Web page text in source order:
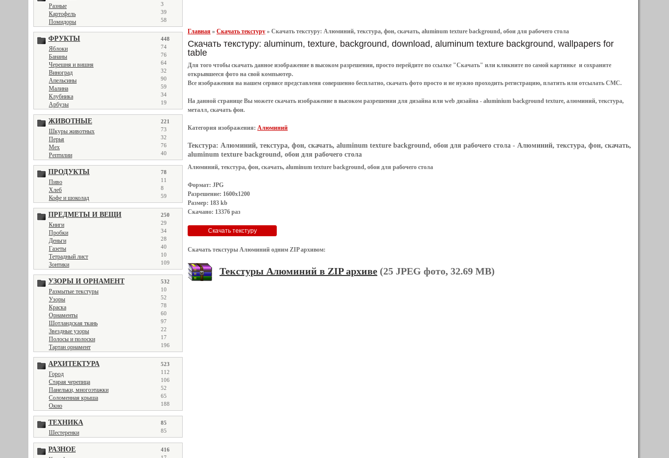
Разные 3
Картофель 39
Помидоры 58
ФРУКТЫ 448
Яблоки 74
Бананы 76
Черешня и вишня 64
Виноград 32
Апельсины 90
Малина 59
Клубника 34
Арбузы 19
ЖИВОТНЫЕ 221
Шкуры животных 73
Перья 32
Мех 76
Рептилии 40
ПРОДУКТЫ 78
Пиво 11
Хлеб 8
Кофе и шоколад 59
ПРЕДМЕТЫ И ВЕЩИ 250
Книги 29
Пробки 34
Деньги 28
Газеты 40
Тетрадный лист 10
Зонтики 109
УЗОРЫ И ОРНАМЕНТ 532
Размытые текстуры 10
Узоры 52
Краска 78
Орнаменты 60
Шотландская ткань 97
Звездные узоры 22
Полосы и полоски 17
Тартан орнамент 196
АРХИТЕКТУРА 523
Город 112
Старая черепица 106
Панельки, многоэтажки 52
Соломенная крыша 65
Окно 188
ТЕХНИКА 85
Шестеренки 85
РАЗНОЕ 416
Главная » Скачать текстуру » Скачать текстуру: Алюминий, текстура, фон, скачать, aluminum texture background, обои для рабочего стола
Скачать текстуру: aluminum, texture, background, download, aluminum texture background, wallpapers for
table
Для того чтобы скачать данное изображение в высоком разрешении, просто перейдите по ссылке "Скачать" или кликните по самой картинке и сохраните
открывшееся фото на свой компьютер.
Все изображения на нашем сервисе представленя совершенно бесплатно, скачать фото просто и не нужно проходить регистрацию, платить или отсылать СМС.
На данной странице Вы можете скачать изображение в высоком разрешении для дизайна или web дизайна - aluminium background texture, алюминий, текстура,
металл, скачать фон.
Категория изображения: Алюминий
Текстура: Алюминий, текстура, фон, скачать, aluminum texture background, обои для рабочего стола - Алюминий, текстура, фон, скачать,
aluminum texture background, обои для рабочего стола
Алюминий, текстура, фон, скачать, aluminum texture background, обои для рабочего стола
Формат: JPG
Разрешение: 1600x1200
Размер: 183 kb
Скачано: 13376 раз
Скачать текстуры Алюминий одним ZIP архивом:
Текстуры Алюминий в ZIP архиве (25 JPEG фото, 32.69 MB)